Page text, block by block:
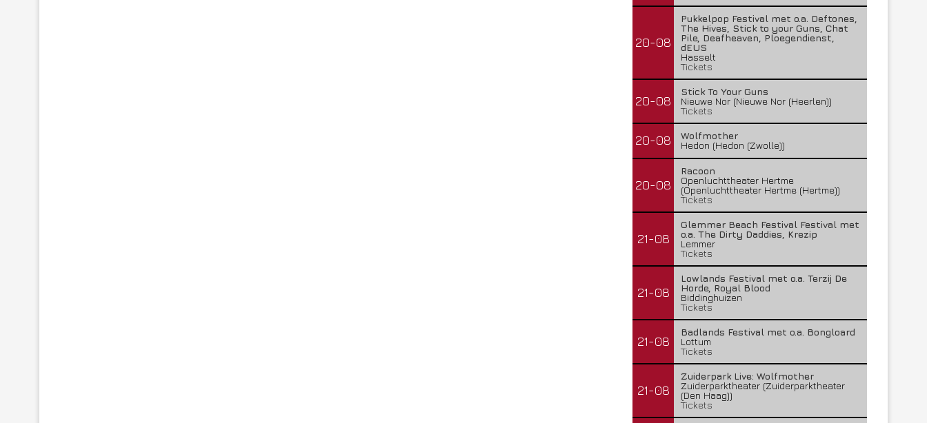
20-08
Pukkelpop Festival met o.a. Deftones,
The Hives, Stick to your Guns, Chat
Pile, Deafheaven, Ploegendienst,
dEUS
Hasselt
Tickets
20-08
Stick To Your Guns
Nieuwe Nor (Nieuwe Nor (Heerlen))
Tickets
20-08
Wolfmother
Hedon (Hedon (Zwolle))
20-08
Racoon
Openluchttheater Hertme
(Openluchttheater Hertme (Hertme))
Tickets
21-08
Glemmer Beach Festival Festival met
o.a. The Dirty Daddies, Krezip
Lemmer
Tickets
21-08
Lowlands Festival met o.a. Terzij De
Horde, Royal Blood
Biddinghuizen
Tickets
21-08
Badlands Festival met o.a. Bongloard
Lottum
Tickets
21-08
Zuiderpark Live: Wolfmother
Zuiderparktheater (Zuiderparktheater
(Den Haag))
Tickets